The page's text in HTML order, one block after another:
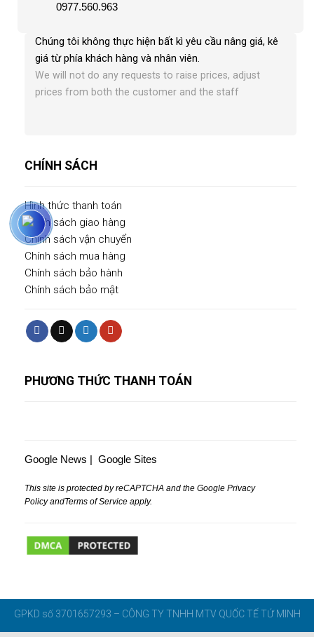
0977.560.963
Chúng tôi không thực hiện bất kì yêu cầu nâng giá, kê
giá từ phía khách hàng và nhân viên.
We will not do any requests to raise prices, adjust
prices from both the customer and the staff
CHÍNH SÁCH
Hình thức thanh toán
Chính sách giao hàng
Chính sách vận chuyển
Chính sách mua hàng
Chính sách bảo hành
Chính sách bảo mật
PHƯƠNG THỨC THANH TOÁN
Google News | Google Sites
This site is protected by reCAPTCHA and the Google Privacy
PolicyandTerms of Service apply.
GPKD số 3701657293 – CÔNG TY TNHH MTV QUỐC TẾ TỨ MINH